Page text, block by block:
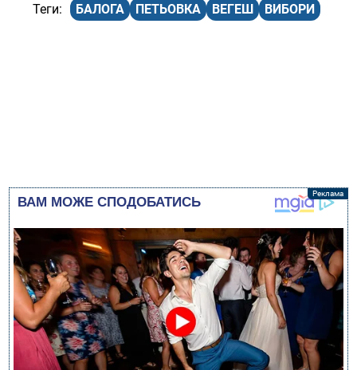
БАЛОГА ПЕТЬОВКА ВЕГЕШ ВИБОРИ